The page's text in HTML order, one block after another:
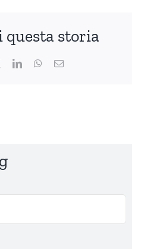
questa storia
LinkedInWhatsApp
Email